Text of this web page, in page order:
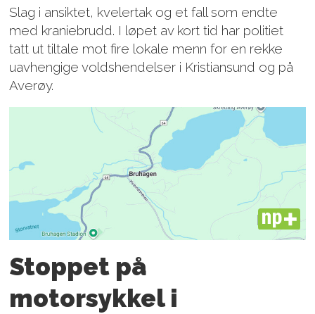
Slag i ansiktet, kvelertak og et fall som endte
med kraniebrudd. I løpet av kort tid har politiet
tatt ut tiltale mot fire lokale menn for en rekke
uavhengige voldshendelser i Kristiansund og på
Averøy.
PLUS
Stoppet på
motorsykkel i